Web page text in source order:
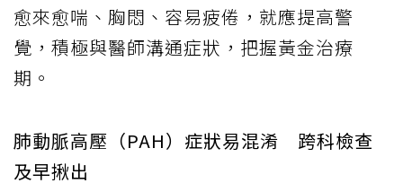
愈來愈喘、胸悶、容易疲倦，就應提高警
覺，積極與醫師溝通症狀，把握黃金治療
期。
肺動脈高壓（PAH）症狀易混淆 跨科檢查
及早揪出